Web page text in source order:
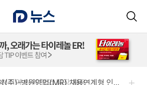
지역 의원 영업 팀장 채용 한국오츠카제약(주)-병원영업(MR) 채용연계형 인턴(신입사원) 모집 공고